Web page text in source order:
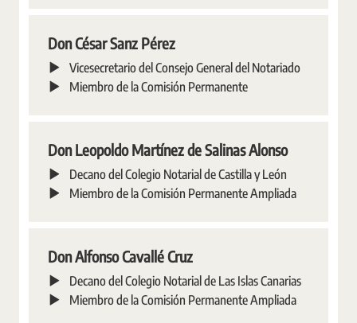
Don César Sanz Pérez
Vicesecretario del Consejo General del Notariado
Miembro de la Comisión Permanente
Don Leopoldo Martínez de Salinas Alonso
Decano del Colegio Notarial de Castilla y León
Miembro de la Comisión Permanente Ampliada
Don Alfonso Cavallé Cruz
Decano del Colegio Notarial de Las Islas Canarias
Miembro de la Comisión Permanente Ampliada